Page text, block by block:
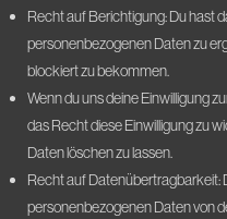
Recht auf Berichtigung: Du hast
personenbezogenen Daten zu
blockiert zu bekommen.
Wenn du uns deine Einwilligung
das Recht diese Einwilligung zu
Daten löschen zu lassen.
Recht auf Datenübertragbarkeit:
personenbezogenen Daten von